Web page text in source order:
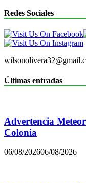
Redes Sociales
Últimas entradas
Advertencia
Colonia
06/08/202606/08/2026